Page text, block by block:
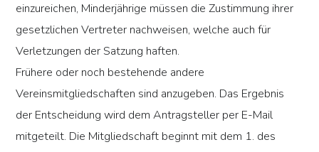
einzureichen, Minderjährige müssen die Zustimmung ihrer
gesetzlichen Vertreter nachweisen, welche auch für
Verletzungen der Satzung haften.
Frühere oder noch bestehende andere
Vereinsmitgliedschaften sind anzugeben. Das Ergebnis
der Entscheidung wird dem Antragsteller per E-Mail
mitgeteilt. Die Mitgliedschaft beginnt mit dem 1. des